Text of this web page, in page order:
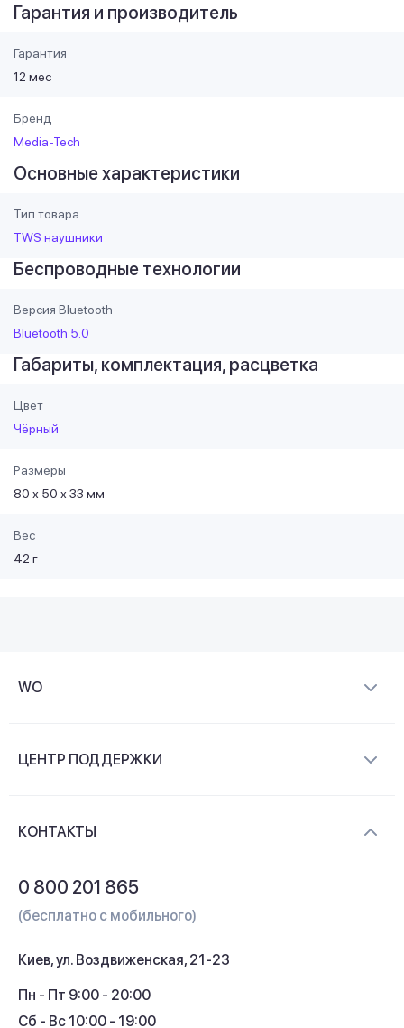
Гарантия и производитель
Гарантия
12 мес
Бренд
Media-Tech
Основные характеристики
Тип товара
TWS наушники
Беспроводные технологии
Версия Bluetooth
Bluetooth 5.0
Габариты, комплектация, расцветка
Цвет
Чёрный
Размеры
80 х 50 х 33 мм
Вес
42 г
WO
Контакты
ЦЕНТР ПОДДЕРЖКИ
Кэшбек
КОНТАКТЫ
0 800 201 865
(бесплатно с мобильного)
Киев, ул. Воздвиженская, 21-23
Пн - Пт 9:00 - 20:00
Сб - Вс 10:00 - 19:00